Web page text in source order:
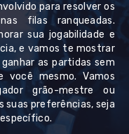
para resolver os
filas ranqueadas.
sua jogabilidade e
e vamos te mostrar
as partidas sem
você mesmo. Vamos
grão-mestre ou
suas preferências, seja